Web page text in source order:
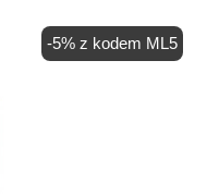
-5% z kodem ML5